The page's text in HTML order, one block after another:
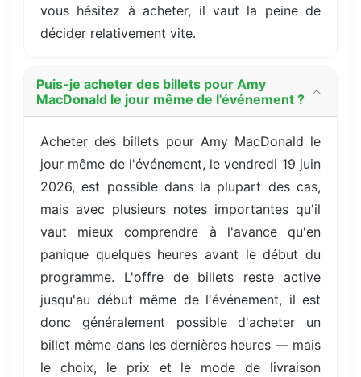
vous hésitez à acheter, il vaut la peine de
décider relativement vite.
Puis-je acheter des billets pour Amy
MacDonald le jour même de l'événement ?
Acheter des billets pour Amy MacDonald le
jour même de l'événement, le vendredi 19 juin
2026, est possible dans la plupart des cas,
mais avec plusieurs notes importantes qu'il
vaut mieux comprendre à l'avance qu'en
panique quelques heures avant le début du
programme. L'offre de billets reste active
jusqu'au début même de l'événement, il est
donc généralement possible d'acheter un
billet même dans les dernières heures — mais
le choix, le prix et le mode de livraison